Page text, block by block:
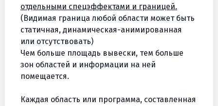
отдельными спецэффектами и границей.
(Видимая граница любой области может быть
статичная, динамическая-анимированная
или отсутствовать)
Чем больше площадь вывески, тем больше
зон областей и информации на ней
помещается.
Каждая область или программа, составленная